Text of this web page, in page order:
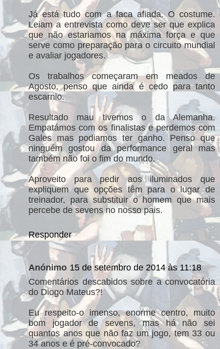
Já está tudo com a faca afiada. O costume.
Leiam a entrevista como deve ser que explica
que não estariamos na máxima força e que
serve como preparação para o circuito mundial
e avaliar jogadores.
Os trabalhos começaram em meados de
Agosto, penso que ainda é cedo para tanto
escarnio.
Resultado mau tivemos o da Alemanha.
Empatámos com os finalistas e perdemos com
Gales mas podiamos ter ganho. Penso que
ninguém gostou da performance geral mas
também não foi o fim do mundo.
Aproveito para pedir aos iluminados que
expliquem que opções têm para o lugar de
treinador, para substituir o homem que mais
percebe de sevens no nosso pais.
Responder
Anónimo 15 de setembro de 2014 às 11:18
Comentários descabidos sobre a convocatória
do Diogo Mateus?!
Eu respeito-o imenso, enorme centro, muito
bom jogador de sevens, mas há não sei
quantos anos que não faz um jogo, tem 33 ou
34 anos e é pré-convocado?